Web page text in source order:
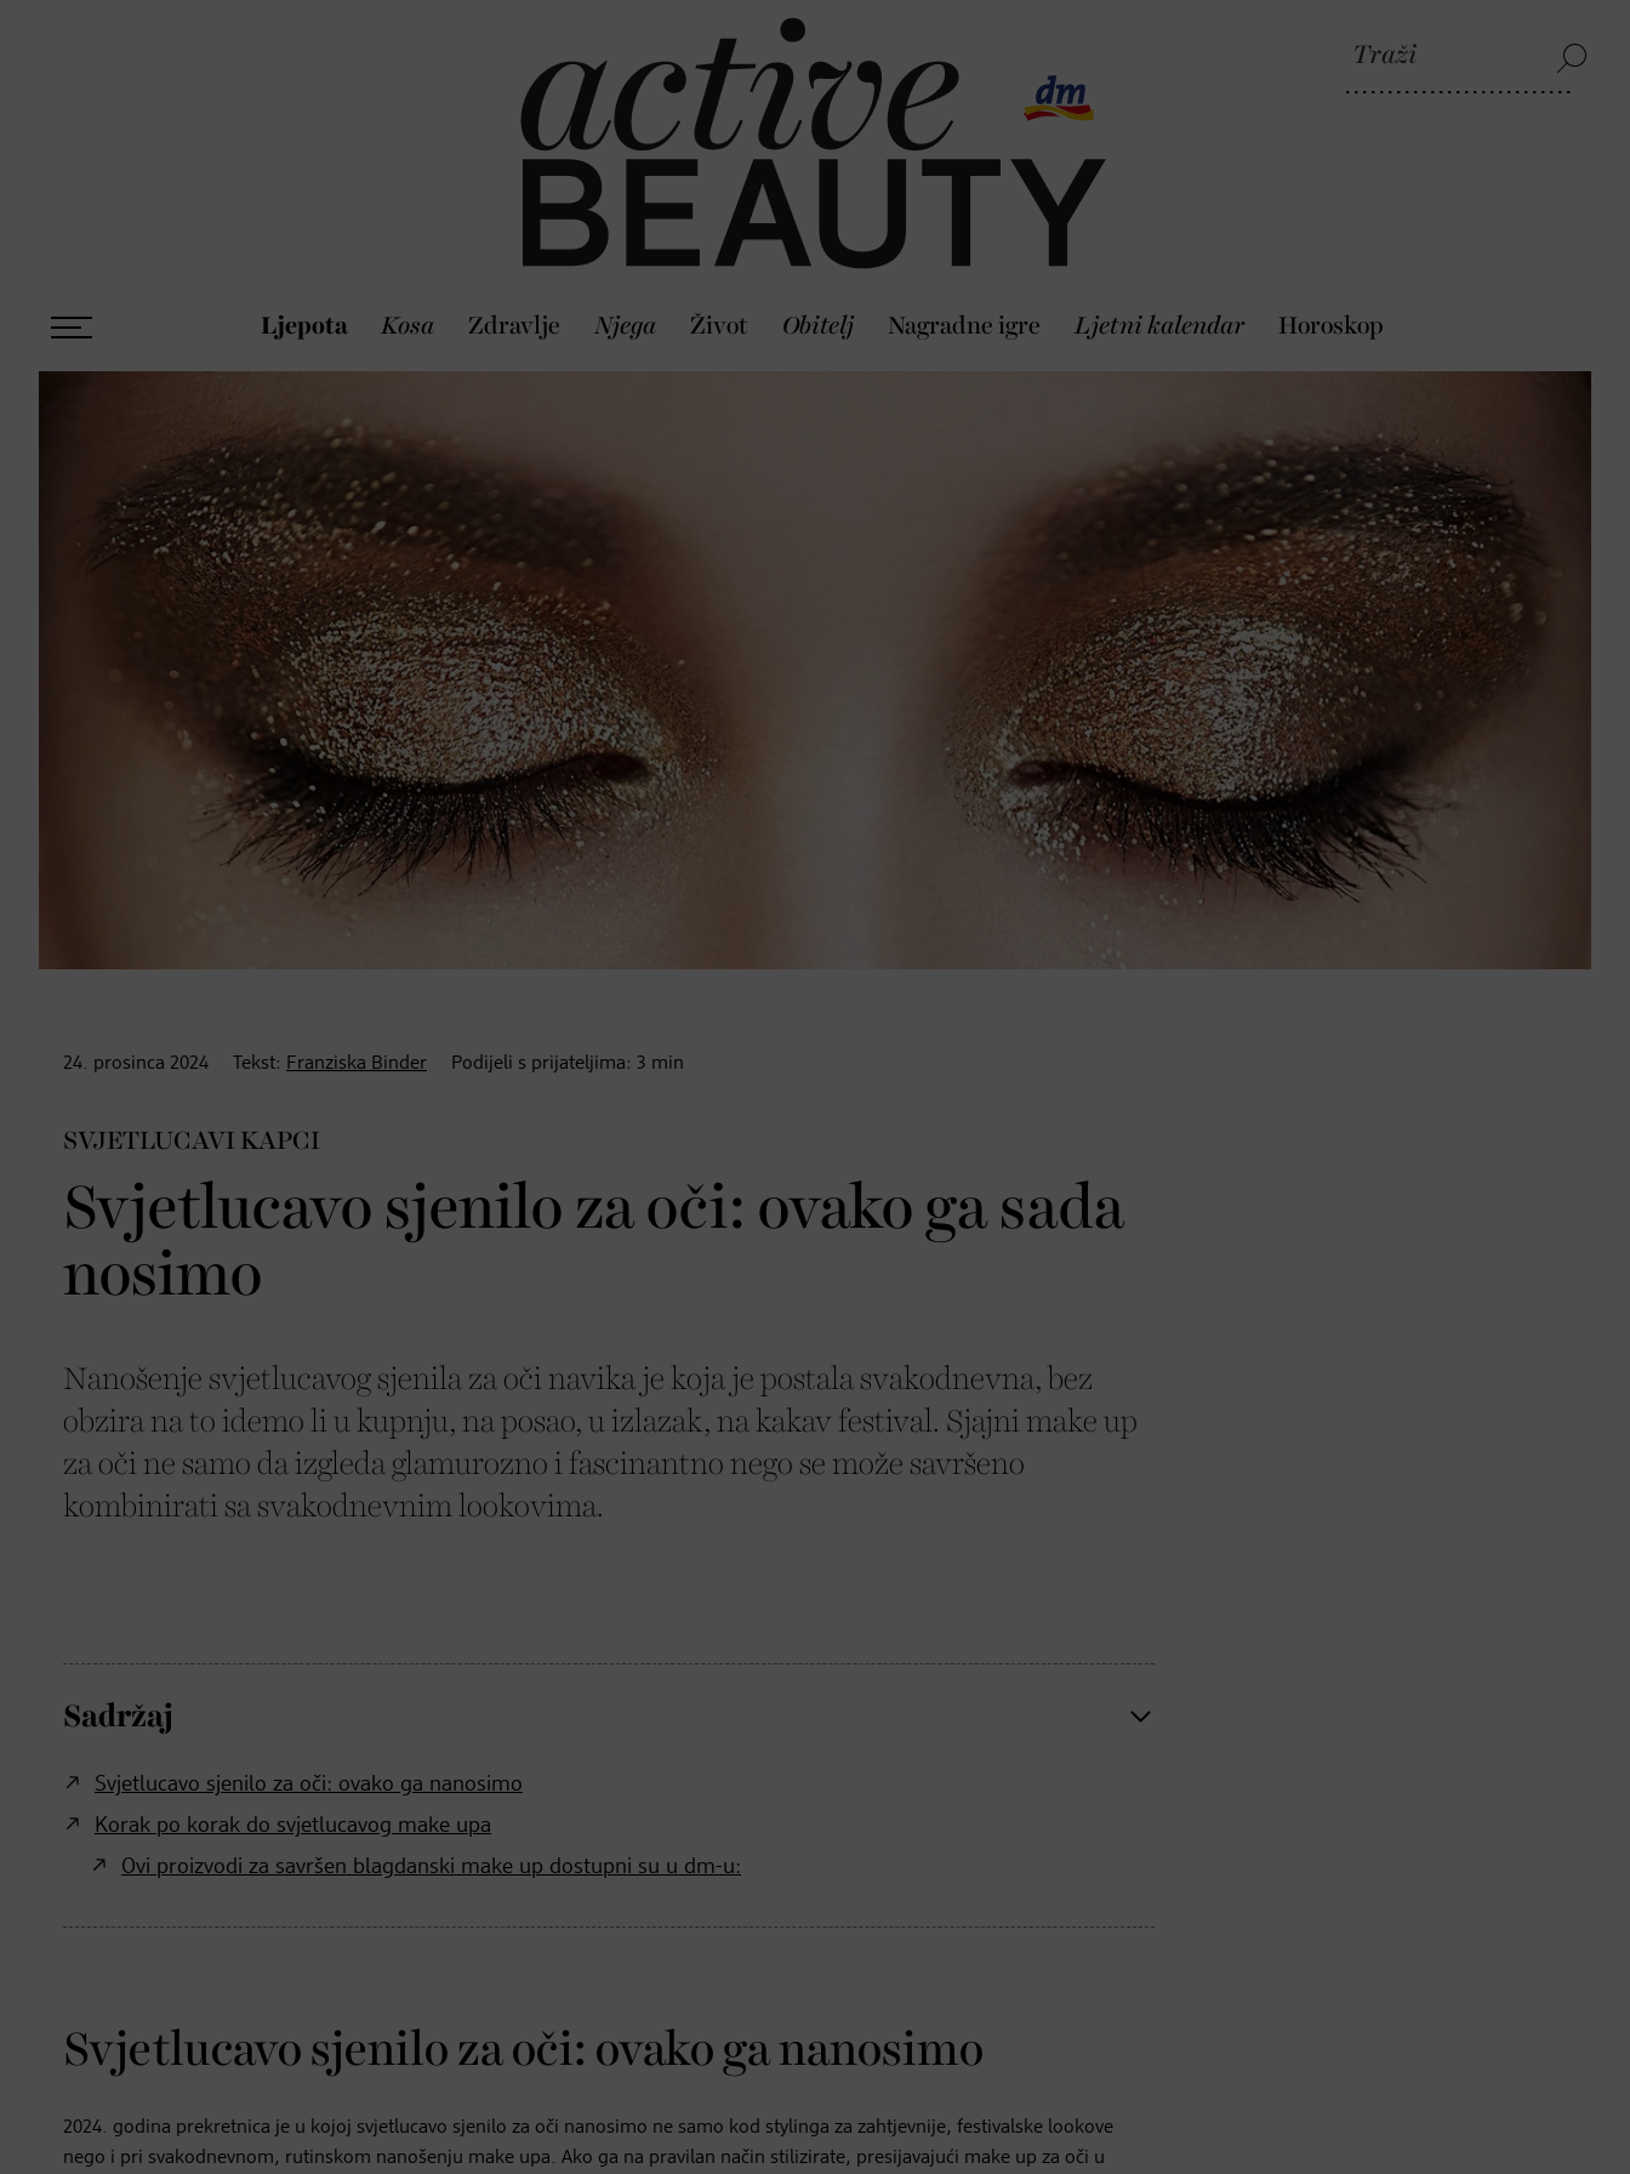
Ljepota Kosa Zdravlje Njega Život Obitelj Nagradne igre Ljetni kalendar Horoskop
24. prosinca 2024 Tekst: Franziska Binder Podijeli s prijateljima: 3 min
SVJETLUCAVI KAPCI
Svjetlucavo sjenilo za oči: ovako ga sada
nosimo
Nanošenje svjetlucavog sjenila za oči navika je koja je postala svakodnevna, bez
obzira na to idemo li u kupnju, na posao, u izlazak, na kakav festival. Sjajni make up
za oči ne samo da izgleda glamurozno i fascinantno nego se može savršeno
kombinirati sa svakodnevnim lookovima.
Sadržaj
Svjetlucavo sjenilo za oči: ovako ga nanosimo
Korak po korak do svjetlucavog make upa
Ovi proizvodi za savršen blagdanski make up dostupni su u dm-u:
Svjetlucavo sjenilo za oči: ovako ga nanosimo
2024. godina prekretnica je u kojoj svjetlucavo sjenilo za oči nanosimo ne samo kod stylinga za zahtjevnije, festivalske lookove
nego i pri svakodnevnom, rutinskom nanošenju make upa. Ako ga na pravilan način stilizirate, presijavajući make up za oči u